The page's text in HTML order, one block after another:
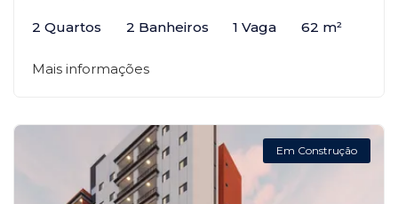
2 Quartos 2 Banheiros 1 Vaga 62 m²
Mais informações
Em Construção